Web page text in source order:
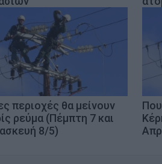
περιοχές θα μείνουν
ρεύμα (Πέμπτη 7 και
8/5)